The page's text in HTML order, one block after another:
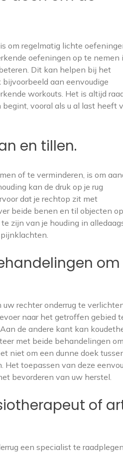
om regelmatig lichte
oefeningen op te nemen
Dit kan helpen bij het
aan eenvoudige
workouts. Het is altijd
vooral als u al last heeft
en tillen.
of te verminderen, is om
kan de druk op je rug
dat je rechtop zit met
beide benen en til objecten
zijn van je houding in
om
rechter onderrug te
naar het getroffen gebied
de andere kant kan
met beide behandelingen
niet om een dunne doek
toepassen van deze
bevorderen van uw herstel.
of
een specialist te